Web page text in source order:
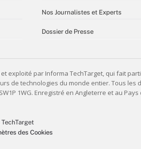
Nos Journalistes et Experts
Dossier de Presse
TechTarget
des Cookies